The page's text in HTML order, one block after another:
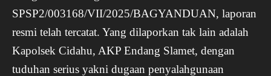
SPSP2/003168/VII/2025/BAGYANDUAN, laporan
resmi telah tercatat. Yang dilaporkan tak lain adalah
Kapolsek Cidahu, AKP Endang Slamet, dengan
tuduhan serius yakni dugaan penyalahgunaan